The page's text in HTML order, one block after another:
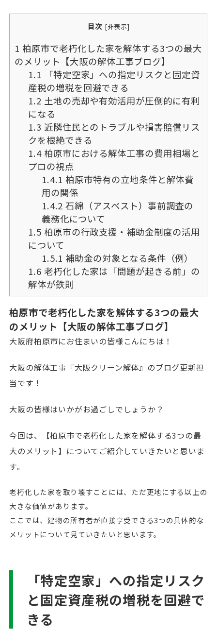
目次 [非表示]
1 柏原市で老朽化した家を解体する3つの最大
のメリット【大阪の解体工事ブログ】
1.1 「特定空家」への指定リスクと固定資
産税の増税を回避できる
1.2 土地の売却や有効活用が圧倒的に有利
になる
1.3 近隣住民とのトラブルや損害賠償リス
クを根絶できる
1.4柏原市における解体工事の費用相場と
プロの視点
1.4.1 柏原市特有の立地条件と解体費
用の関係
1.4.2 石綿（アスベスト）事前調査の
義務化について
1.5 柏原市の行政支援・補助金制度の活用
について
1.5.1 補助金の対象となる条件（例）
1.6 老朽化した家は「問題が起きる前」の
解体が鉄則
柏原市で老朽化した家を解体する3つの最大
のメリット【大阪の解体工事ブログ】
大阪府柏原市にお住まいの皆様こんにちは！
大阪の解体工事『大阪クリーン解体』のブログ更新担
当です！
大阪の皆様はいかがお過ごしでしょうか？
今回は、【柏原市で老朽化した家を解体する3つの最
大のメリット】についてご紹介していきたいと思いま
す。
老朽化した家を取り壊すことには、ただ更地にする以上の
大きな価値があります。
ここでは、建物の所有者が直接享受できる3つの具体的な
メリットについて見ていきたいと思います。
「特定空家」への指定リスク
と固定資産税の増税を回避で
きる